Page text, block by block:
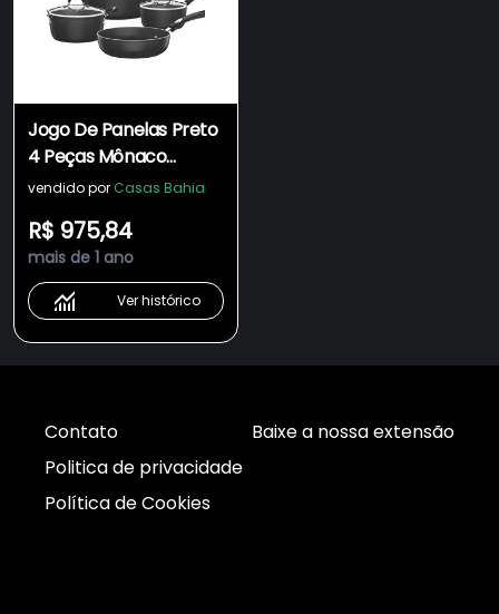
Jogo De Panelas Preto
4 Peças Mônaco
Induction Tramontina -
vendido por Casas Bahia
R$ 975,84
mais de 1 ano
Ver histórico
Contato
Politica de privacidade
Política de Cookies
Baixe a nossa extensão